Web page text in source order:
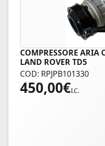
COMPRESSORE ARIA
LAND ROVER TD5
COD: RPJPB101330
450,00€I.C.